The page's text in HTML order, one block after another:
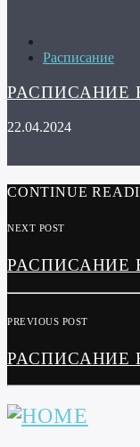
Расписание
РАСПИСАНИЕ
22.04.2024
CONTINUE
NEXT POST
РАСПИСАНИЕ
PREVIOUS POST
РАСПИСАНИЕ